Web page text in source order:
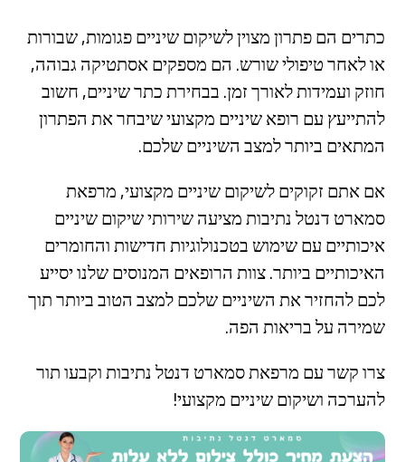
כתרים הם פתרון מצוין לשיקום שיניים פגומות, שבורות
או לאחר טיפולי שורש. הם מספקים אסתטיקה גבוהה,
חוזק ועמידות לאורך זמן. בבחירת כתר שיניים, חשוב
להתייעץ עם רופא שיניים מקצועי שיבחר את הפתרון
המתאים ביותר למצב השיניים שלכם.
אם אתם זקוקים לשיקום שיניים מקצועי, מרפאת
סמארט דנטל נתיבות מציעה שירותי שיקום שיניים
איכותיים עם שימוש בטכנולוגיות חדישות והחומרים
האיכותיים ביותר. צוות הרופאים המנוסים שלנו יסייע
לכם להחזיר את השיניים שלכם למצב הטוב ביותר תוך
שמירה על בריאות הפה.
צרו קשר עם מרפאת סמארט דנטל נתיבות וקבעו תור
להערכה ושיקום שיניים מקצועי!